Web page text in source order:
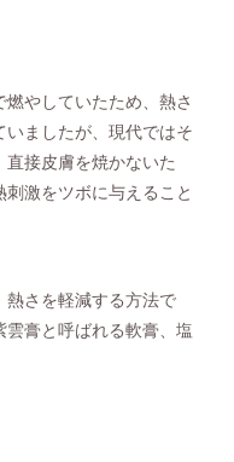
やしていたため、熱さ
ましたが、現代ではそ
接皮膚を焼かないた
激をツボに与えること
熱さを軽減する方法で
膏と呼ばれる軟膏、塩